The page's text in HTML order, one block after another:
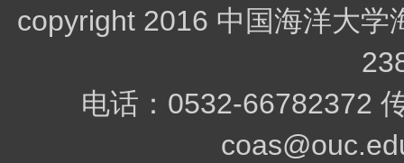
copyright 2016 中国海洋大学
电话：0532-66782372